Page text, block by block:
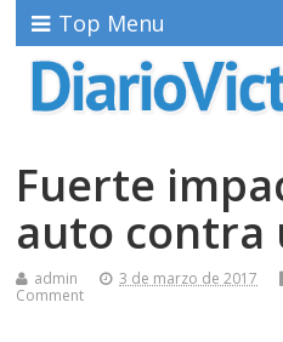
Top Menu
Fuerte
auto contra
admin 3 de marzo de 2017
Comment